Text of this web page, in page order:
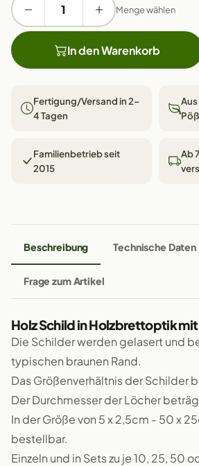
Menge wählen
In den Warenkorb
Fertigung/Versand in 2–
4 Tagen
Familienbetrieb seit
2015
Ab
Beschreibung Technische Daten
Frage zum Artikel
Holz Schild in Holzbrettoptik mit
Die Schilder werden gelasert und
typischen braunen Rand.
Das Größenverhältnis der Schilder
Der Durchmesser der Löcher
In der Größe von 5 x 2,5cm - 50 x
bestellbar.
Einzeln und in Sets zu je 10, 25, 50